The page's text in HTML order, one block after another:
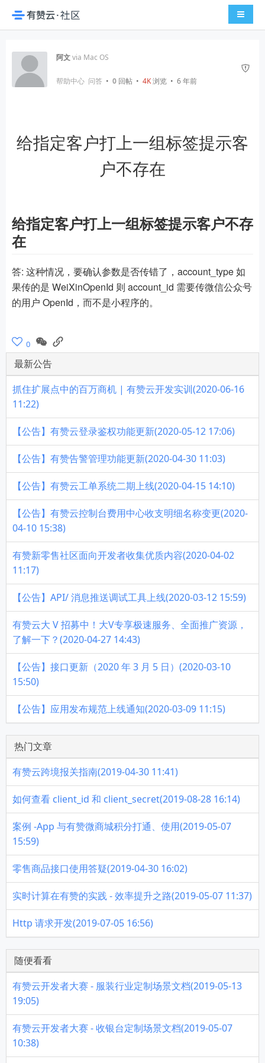
导航切
阿文via Mac OS
帮助中心 问答 • 0 回帖 • 4K浏览 • 6 年前
给指定客户打上一组标签提示客
户不存在
给指定客户打上一组标签提示客户不存
在
答: 这种情况，要确认参数是否传错了，account_type 如
果传的是 WeiXinOpenId 则 account_id 需要传微信公众号
的用户 OpenId，而不是小程序的。
0
最新公告
抓住扩展点中的百万商机 | 有赞云开发实训(2020-06-16
11:22)
【公告】有赞云登录鉴权功能更新(2020-05-12 17:06)
【公告】有赞告警管理功能更新(2020-04-30 11:03)
【公告】有赞云工单系统二期上线(2020-04-15 14:10)
【公告】有赞云控制台费用中心收支明细名称变更(2020-
04-10 15:38)
有赞新零售社区面向开发者收集优质内容(2020-04-02
11:17)
【公告】API/ 消息推送调试工具上线(2020-03-12 15:59)
有赞云大 V 招募中！大V专享极速服务、全面推广资源，
了解一下？(2020-04-27 14:43)
【公告】接口更新（2020 年 3 月 5 日）(2020-03-10
15:50)
【公告】应用发布规范上线通知(2020-03-09 11:15)
热门文章
有赞云跨境报关指南(2019-04-30 11:41)
如何查看 client_id 和 client_secret(2019-08-28 16:14)
案例 -App 与有赞微商城积分打通、使用(2019-05-07
15:59)
零售商品接口使用答疑(2019-04-30 16:02)
实时计算在有赞的实践 - 效率提升之路(2019-05-07 11:37)
Http 请求开发(2019-07-05 16:56)
随便看看
有赞云开发者大赛 - 服装行业定制场景文档(2019-05-13
19:05)
有赞云开发者大赛 - 收银台定制场景文档(2019-05-07
10:38)